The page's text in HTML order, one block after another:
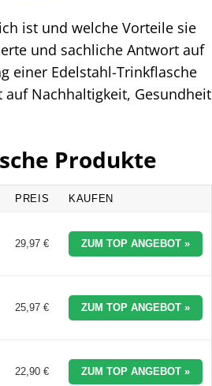
ist und welche Vorteile sie
und sachliche Antwort auf
einer Edelstahl-Trinkflasche
Nachhaltigkeit, Gesundheit
Produkte
PREIS KAUFEN
29,97 € ZUM TOP ANGEBOT »
25,97 € ZUM TOP ANGEBOT »
22,90 € ZUM TOP ANGEBOT »